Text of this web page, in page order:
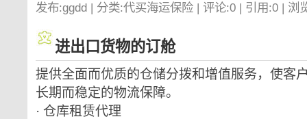
发布:ggdd | 分类:代买海运保险 | 评论:0 | 引用:0 | 浏
进出口货物的订舱
提供全面而优质的仓储分拨和增值服务，使客
长期而稳定的物流保障。
· 仓库租赁代理